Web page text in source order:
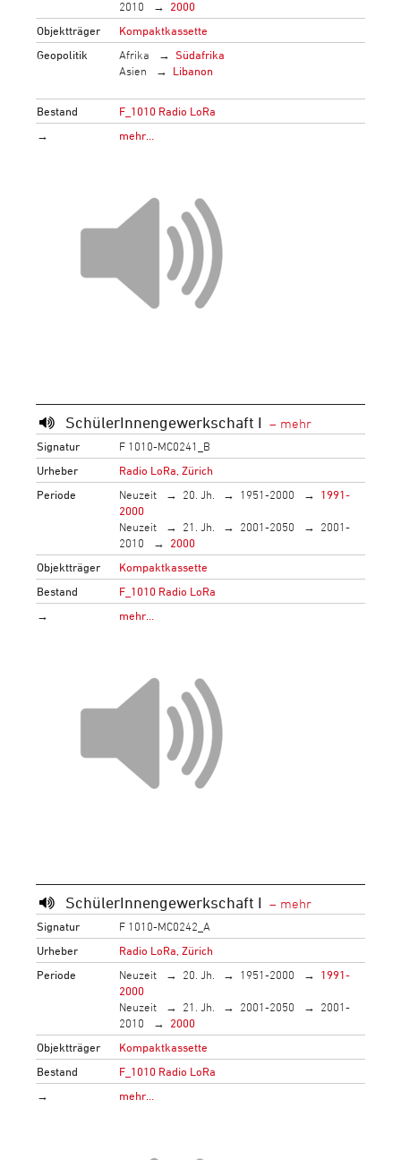
2010
2000
Objektträger
Kompaktkassette
Geopolitik
Afrika
Südafrika
Asien
Libanon
Bestand
F_1010 Radio LoRa
→
mehr…
SchülerInnengewerkschaft I
Signatur
F 1010-MC0241_B
Urheber
Radio LoRa, Zürich
Periode
Neuzeit 20. Jh. 1951-2000
1991-
2000
Neuzeit
21. Jh. 2001-2050
2001-
2010
2000
Objektträger
Kompaktkassette
Bestand
F_1010 Radio LoRa
→
mehr…
SchülerInnengewerkschaft I
Signatur
F 1010-MC0242_A
Urheber
Radio LoRa, Zürich
Periode
Neuzeit 20. Jh. 1951-2000
1991-
2000
Neuzeit
21. Jh. 2001-2050
2001-
2010
2000
Objektträger
Kompaktkassette
Bestand
F_1010 Radio LoRa
→
mehr…